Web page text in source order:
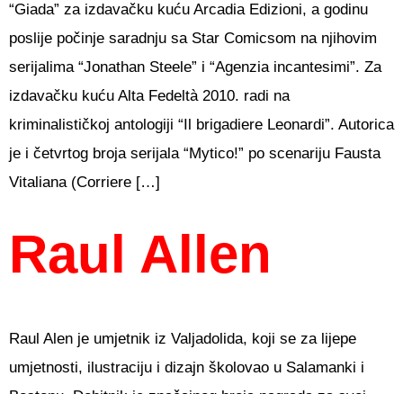
“Giada” za izdavačku kuću Arcadia Edizioni, a godinu
poslije počinje saradnju sa Star Comicsom na njihovim
serijalima “Jonathan Steele” i “Agenzia incantesimi”. Za
izdavačku kuću Alta Fedeltà 2010. radi na
kriminalističkoj antologiji “Il brigadiere Leonardi”. Autorica
je i četvrtog broja serijala “Mytico!” po scenariju Fausta
Vitaliana (Corriere […]
Raul Allen
Raul Alen je umjetnik iz Valjadolida, koji se za lijepe
umjetnosti, ilustraciju i dizajn školovao u Salamanki i